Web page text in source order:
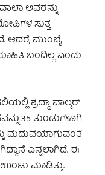
ಅವರನ್ನು
ಸುತ್ತ
ಆದರೆ, ಮುಂಬೈ
ಬಂದಿಲ್ಲ ಎಂದು
ಶ್ರದ್ಧಾ ವಾಲ್ಕರ್
35 ತುಂಡುಗಳಾಗಿ
ಮದುವೆಯಾಗುವಂತೆ
ಎನ್ನಲಾಗಿದೆ. ಈ
ಮಾಡಿತ್ತು.